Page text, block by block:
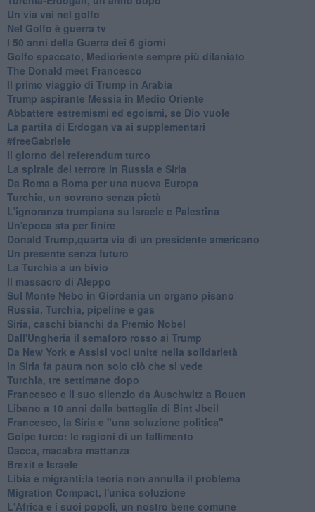
Un via vai nel golfo
Nel Golfo è guerra tv
I 50 anni della Guerra dei 6 giorni
Golfo spaccato, Medioriente sempre più dilaniato
The Donald meet Francesco
Il primo viaggio di Trump in Arabia
Trump aspirante Messia in Medio Oriente
Abbattere estremismi ed egoismi, se Dio vuole
La partita di Erdogan va ai supplementari
#freeGabriele
Il giorno del referendum turco
La spirale del terrore in Russia e Siria
Da Roma a Roma per una nuova Europa
Turchia, un sovrano senza pietà
L'ignoranza trumpiana su Israele e Palestina
Un'epoca sta per finire
Donald Trump,quarta via di un presidente americano
Un presente senza futuro
La Turchia a un bivio
Il massacro di Aleppo
Sul Monte Nebo in Giordania un organo pisano
Russia, Turchia, pipeline e gas
Siria, caschi bianchi da Premio Nobel
Dall'Ungheria il semaforo rosso ai Trump
Da New York e Assisi voci unite nella solidarietà
In Siria fa paura non solo ciò che si vede
Turchia, tre settimane dopo
Francesco e il suo silenzio da Auschwitz a Rouen
Libano a 10 anni dalla battaglia di Bint Jbeil
Francesco, la Siria e "una soluzione politica"
Golpe turco: le ragioni di un fallimento
Dacca, macabra mattanza
Brexit e Israele
Libia e migranti:la teoria non annulla il problema
Migration Compact, l'unica soluzione
L'Africa e i suoi popoli, un nostro bene comune